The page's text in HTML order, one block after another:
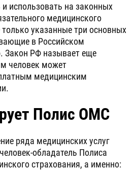
использовать на законных
медицинского
указанные три основных
в Российском
Закон РФ называет еще
человек может
медицинским
Полис ОМС
ряда медицинских услуг
обладатель Полиса
страхования, а именно: